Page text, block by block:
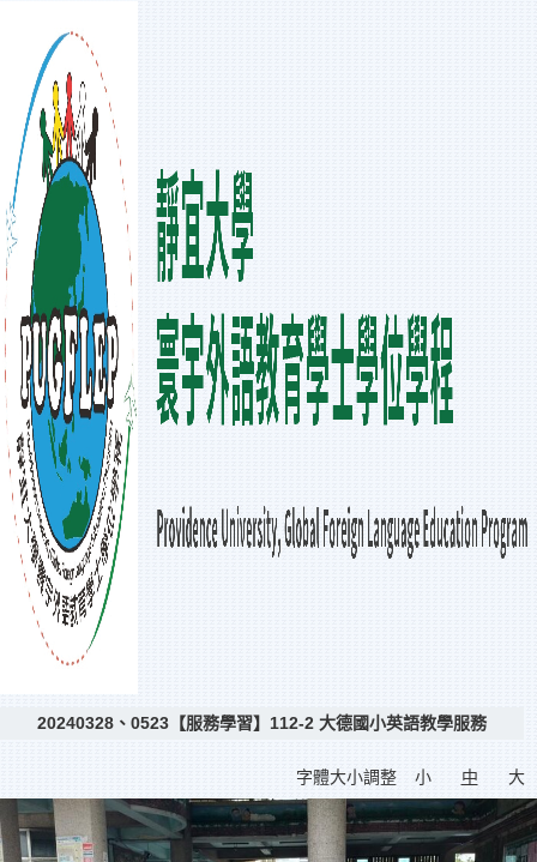
20240328、0523【服務學習】112-2 大德國小英語教學服務
字體大小調整 小 中 大